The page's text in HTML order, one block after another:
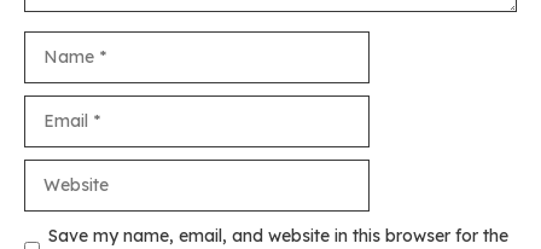
Save my name, email, and website in this browser for the